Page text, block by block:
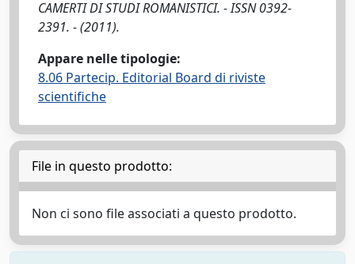
CAMERTI DI STUDI ROMANISTICI. - ISSN 0392-
2391. - (2011).
Appare nelle tipologie:
8.06 Partecip. Editorial Board di riviste
scientifiche
File in questo prodotto:
Non ci sono file associati a questo prodotto.